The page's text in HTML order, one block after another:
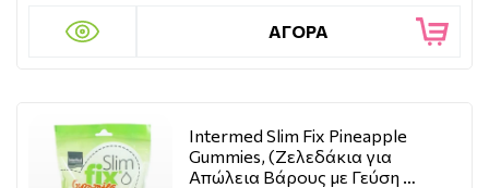
ΑΓΟΡΑ
Intermed Slim Fix Pineapple
Gummies, (Ζελεδάκια για
Απώλεια Βάρους με Γεύση …